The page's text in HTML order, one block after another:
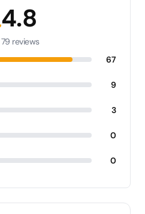
4.8
79 reviews
67
9
3
0
0